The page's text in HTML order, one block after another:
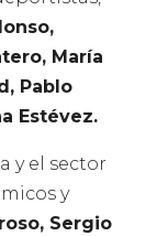
María
Pablo
Estévez.
y el sector
y
Sergio